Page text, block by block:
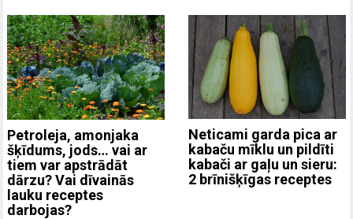
Petroleja, amonjaka
šķīdums, jods… vai ar
tiem var apstrādāt
dārzu? Vai dīvainās
lauku receptes
darbojas?
Neticami garda pica ar
kabaču mīklu un pildīti
kabači ar gaļu un sieru:
2 brīnišķīgas receptes